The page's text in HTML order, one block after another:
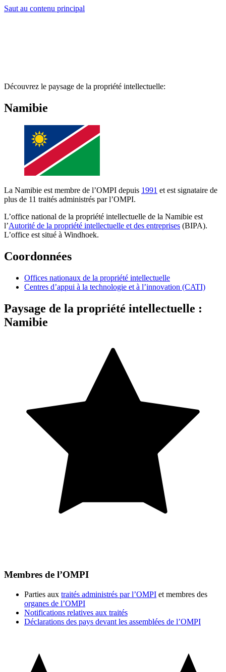
Saut au contenu principal
Découvrez le paysage de la propriété intellectuelle:
Namibie
La Namibie est membre de l’OMPI depuis 1991 et est signataire de
plus de 11 traités administrés par l’OMPI.
L’office national de la propriété intellectuelle de la Namibie est
l’Autorité de la propriété intellectuelle et des entreprises (BIPA).
L’office est situé à Windhoek.
Coordonnées
Offices nationaux de la propriété intellectuelle
Centres d’appui à la technologie et à l’innovation (CATI)
Paysage de la propriété intellectuelle :
Namibie
Membres de l’OMPI
Parties aux traités administrés par l’OMPI et membres des
organes de l’OMPI
Notifications relatives aux traités
Déclarations des pays devant les assemblées de l’OMPI